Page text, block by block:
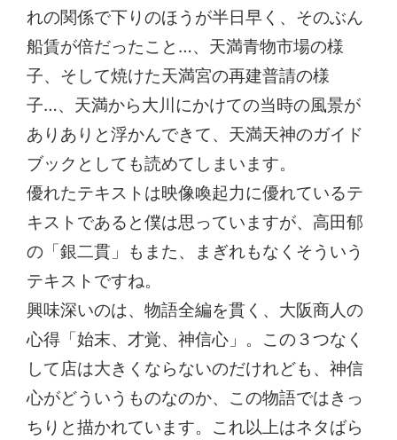
れの関係で下りのほうが半日早く、そのぶん
船賃が倍だったこと…、天満青物市場の様
子、そして焼けた天満宮の再建普請の様
子…、天満から大川にかけての当時の風景が
ありありと浮かんできて、天満天神のガイド
ブックとしても読めてしまいます。
優れたテキストは映像喚起力に優れているテ
キストであると僕は思っていますが、高田郁
の「銀二貫」もまた、まぎれもなくそういう
テキストですね。
興味深いのは、物語全編を貫く、大阪商人の
心得「始末、才覚、神信心」。この３つなく
して店は大きくならないのだけれども、神信
心がどういうものなのか、この物語ではきっ
ちりと描かれています。これ以上はネタばら